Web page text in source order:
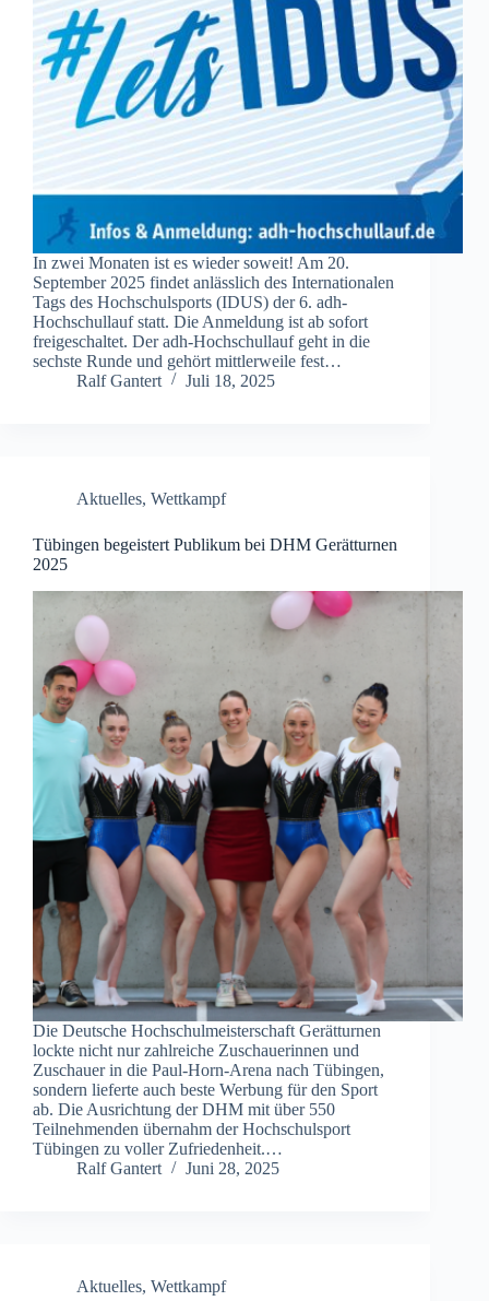
In zwei Monaten ist es wieder soweit! Am 20.
September 2025 findet anlässlich des Internationalen
Tags des Hochschulsports (IDUS) der 6. adh-
Hochschullauf statt. Die Anmeldung ist ab sofort
freigeschaltet. Der adh-Hochschullauf geht in die
sechste Runde und gehört mittlerweile fest…
Ralf Gantert
Juli 18, 2025
Aktuelles, Wettkampf
Tübingen begeistert Publikum bei DHM Gerätturnen
2025
Die Deutsche Hochschulmeisterschaft Gerätturnen
lockte nicht nur zahlreiche Zuschauerinnen und
Zuschauer in die Paul-Horn-Arena nach Tübingen,
sondern lieferte auch beste Werbung für den Sport
ab. Die Ausrichtung der DHM mit über 550
Teilnehmenden übernahm der Hochschulsport
Tübingen zu voller Zufriedenheit.…
Ralf Gantert
Juni 28, 2025
Aktuelles, Wettkampf